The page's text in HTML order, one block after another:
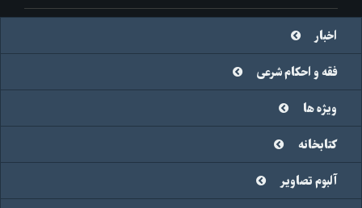
اخبار
فقه و احکام شرعی
ویژه ها
کتابخانه
آلبوم تصاویر